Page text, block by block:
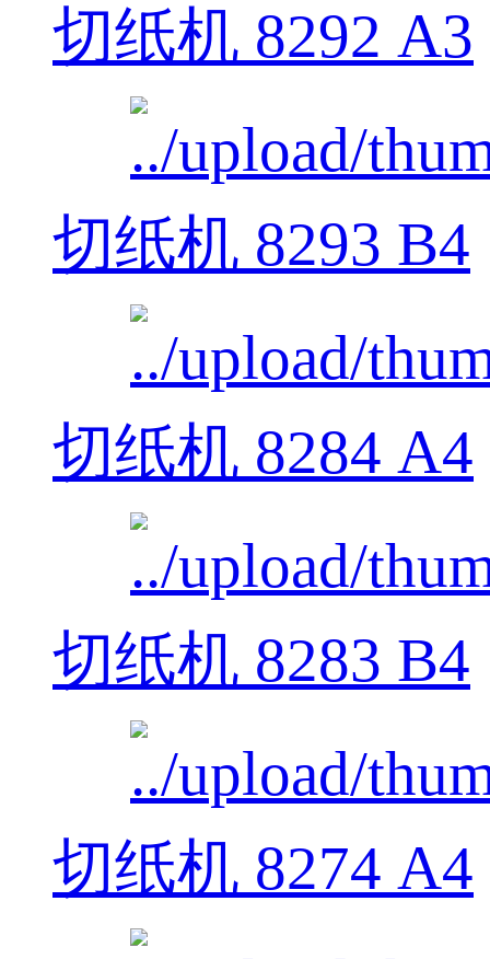
切纸机 8292 A3
切纸机 8293 B4
切纸机 8284 A4
切纸机 8283 B4
切纸机 8274 A4